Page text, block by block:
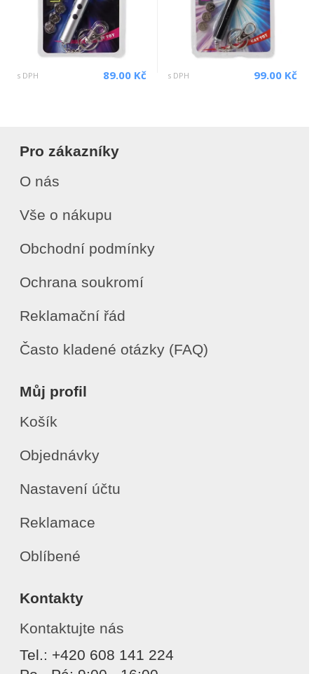
s DPH 89.00 Kč s DPH 99.00 Kč
Pro zákazníky
O nás
Vše o nákupu
Obchodní podmínky
Ochrana soukromí
Reklamační řád
Často kladené otázky (FAQ)
Můj profil
Košík
Objednávky
Nastavení účtu
Reklamace
Oblíbené
Kontakty
Kontaktujte nás
Tel.: +420 608 141 224